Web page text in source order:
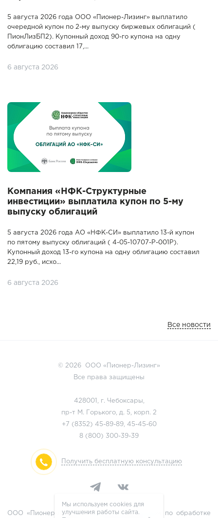
5 августа 2026 года ООО «Пионер-Лизинг» выплатило
очередной купон по 2-му выпуску биржевых облигаций (
ПионЛизБП2). Купонный доход 90-го купона на одну
облигацию составил 17,...
6 августа 2026
Компания «НФК-Структурные
инвестиции» выплатила купон по 5-му
выпуску облигаций
5 августа 2026 года АО «НФК-СИ» выплатило 13-й купон
по пятому выпуску облигаций ( 4-05-10707-P-001P).
Купонный доход 13-го купона на одну облигацию составил
22,19 руб., исхо...
6 августа 2026
Все новости
© 2026 ООО «Пионер-Лизинг»
Все права защищены
428001, г. Чебоксары,
пр-т М. Горького, д. 5, корп. 2
+7 (8352) 45-89-89, 45-45-60
8 (800) 300-39-39
Получить бесплатную консультацию
ООО «Пионер-Лизинг» является оператором по обработке
Мы используем cookies для
улучшения работы сайта.